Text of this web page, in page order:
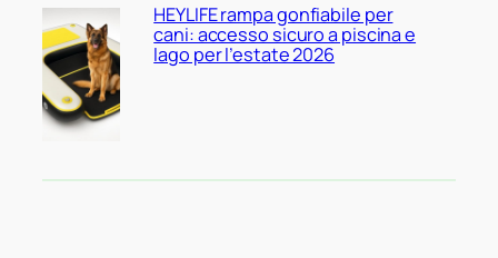
HEYLIFE rampa gonfiabile per
cani: accesso sicuro a piscina e
lago per l’estate 2026